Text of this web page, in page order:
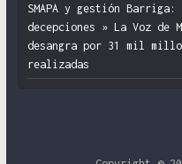
SMAPA y gestión Barriga:
decepciones » La Voz de
desangra por 31 mil
realizadas